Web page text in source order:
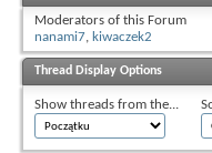
Moderators of this Forum
nanami7, kiwaczek2
Thread Display Options
Show threads from the...